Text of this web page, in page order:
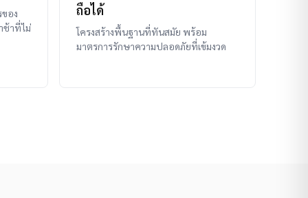
อง
ช้าที่ไม่
ถือได้
โครงสร้างพื้นฐานที่ทันสมัย พร้อม
มาตรการรักษาความปลอดภัยที่เข้มงวด